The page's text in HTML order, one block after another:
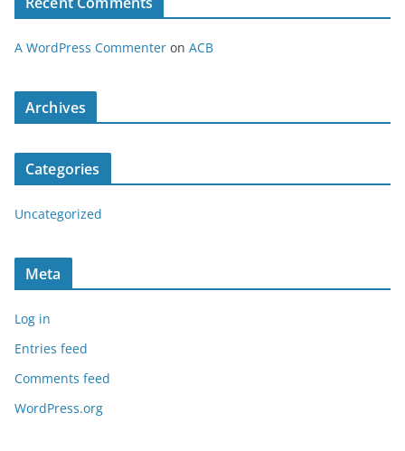
A WordPress Commenter on ACB
Archives
Categories
Uncategorized
Meta
Log in
Entries feed
Comments feed
WordPress.org